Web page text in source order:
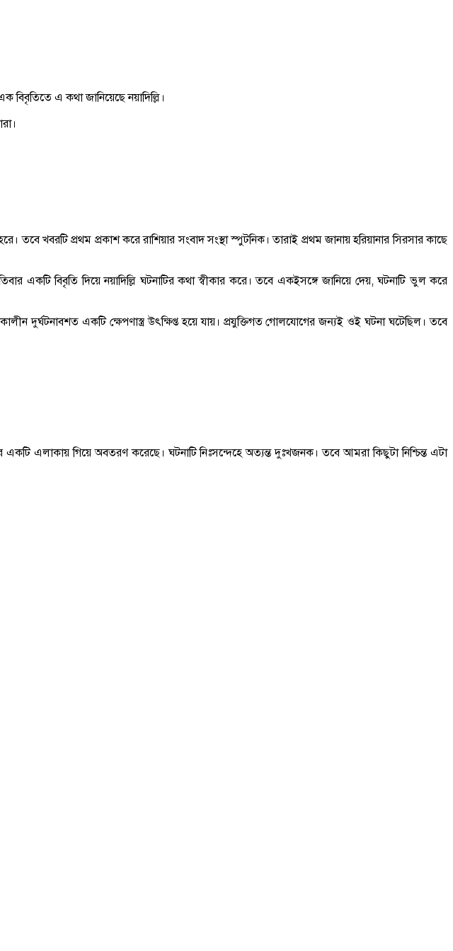
বিবৃতিতে এ কথা জানিয়েছে নয়াদিল্লি।
তবে খবরটি প্রথম প্রকাশ করে রাশিয়ার সংবাদ সংস্থা স্পুটনিক। তারাই প্রথম জানায় হরিয়ানার সিরসার কাছে
একটি বিবৃতি দিয়ে নয়াদিল্লি ঘটনাটির কথা স্বীকার করে। তবে একইসঙ্গে জানিয়ে দেয়, ঘটনাটি ভুল করে
দুর্ঘটনাবশত একটি ক্ষেপণাস্ত্র উৎক্ষিপ্ত হয়ে যায়। প্রযুক্তিগত গোলযোগের জন্যই ওই ঘটনা ঘটেছিল। তবে
এলাকায় গিয়ে অবতরণ করেছে। ঘটনাটি নিঃসন্দেহে অত্যন্ত দুঃখজনক। তবে আমরা কিছুটা নিশ্চিন্ত এটা